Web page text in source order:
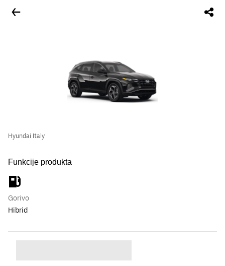
Hyundai Italy
Funkcije produkta
Gorivo
Hibrid